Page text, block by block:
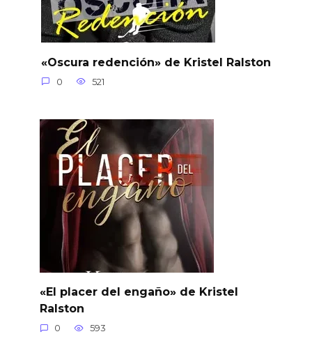
«Oscura redención» de Kristel Ralston
0 521
«El placer del engaño» de Kristel
Ralston
0 593